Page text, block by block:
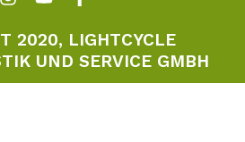
2020, LIGHTCYCLE
UND SERVICE GMBH